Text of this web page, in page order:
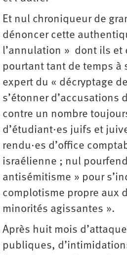
Et nul chroniqueur de
dénoncer cette
l’annulation » dont ils et
pourtant tant de temps à
expert du « décryptage
s’étonner d’accusations
contre un nombre
d’étudiant·es juifs et
rendu·es d’office
israélienne ; nul
antisémitisme » pour
complotisme propre aux
minorités agissantes ».
Après huit mois
publiques,